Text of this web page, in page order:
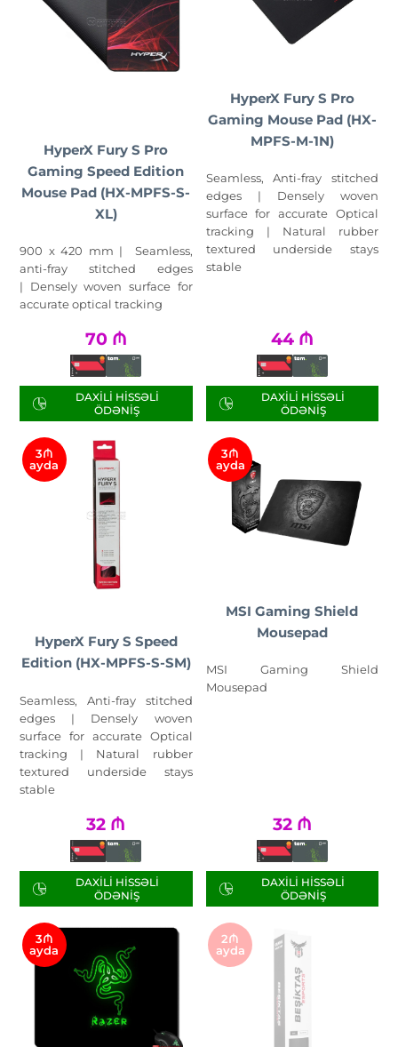
HyperX Fury S Pro
Gaming Speed Edition
Mouse Pad (HX-MPFS-S-
XL)
900 x 420 mm | Seamless,
anti-fray stitched edges
| Densely woven surface for
accurate optical tracking
70 ₼
DAXILI HISSƏLI
ÖDƏNIŞ
HyperX Fury S Pro
Gaming Mouse Pad (HX-
MPFS-M-1N)
Seamless, Anti-fray stitched
edges | Densely woven
surface for accurate Optical
tracking | Natural rubber
textured underside stays
stable
44 ₼
DAXILI HISSƏLI
ÖDƏNIŞ
3₼
ayda
HyperX Fury S Speed
Edition (HX-MPFS-S-SM)
Seamless, Anti-fray stitched
edges | Densely woven
surface for accurate Optical
tracking | Natural rubber
textured underside stays
stable
32 ₼
DAXILI HISSƏLI
ÖDƏNIŞ
3₼
ayda
MSI Gaming Shield
Mousepad
MSI Gaming Shield
Mousepad
32 ₼
DAXILI HISSƏLI
ÖDƏNIŞ
3₼
ayda
2₼
ayda